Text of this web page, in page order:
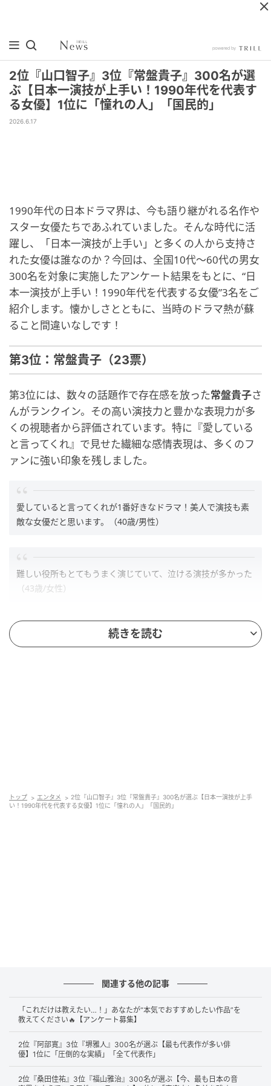
2位『山口智子』3位『常盤貴子』300名が選
ぶ【日本一演技が上手い！1990年代を代表す
る女優】1位に「憧れの人」「国民的」
2026.6.17
1990年代の日本ドラマ界は、今も語り継がれる名作や
スター女優たちであふれていました。そんな時代に活
躍し、「日本一演技が上手い」と多くの人から支持さ
れた女優は誰なのか？今回は、全国10代～60代の男女
300名を対象に実施したアンケート結果をもとに、“日
本一演技が上手い！1990年代を代表する女優”3名をご
紹介します。懐かしさとともに、当時のドラマ熱が蘇
ること間違いなしです！
第3位：常盤貴子（23票）
第3位には、数々の話題作で存在感を放った常盤貴子さ
んがランクイン。その高い演技力と豊かな表現力が多
くの視聴者から評価されています。特に『愛している
と言ってくれ』で見せた繊細な感情表現は、多くのフ
ァンに強い印象を残しました。
愛していると言ってくれが1番好きなドラマ！美人で演技も素
敵な女優だと思います。（40歳/男性）
難しい役所もとてもうまく演じていて、泣ける演技が多かった
（43歳/女性）
感情の揺れを繊細に表現する演技力が凄い（57歳/男性）
山口智子さんです。その明るく自然体な
役柄やナチュラルな演技力は、多くの人々から絶賛さ
れました。
ロングバケーションでの演技は忘れられない（42歳/女性）
続きを読む
トップ エンタメ
2位『山口智子』3位『常盤貴子』300名が選ぶ【日本一演技が上手
い！1990年代を代表する女優】1位に「憧れの人」「国民的」
関連する他の記事
「これだけは教えたい…！」あなたが“本気でおすすめしたい作品”を
教えてください🔥【アンケート募集】
2位『阿部寛』3位『堺雅人』300名が選ぶ【最も代表作が多い俳
優】1位に「圧倒的な実績」「全て代表作」
2位『桑田佳祐』3位『福山雅治』300名が選ぶ【今、最も日本の音